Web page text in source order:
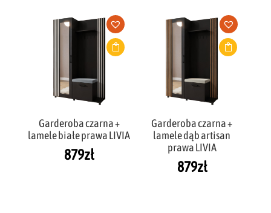
Garderoba czarna +
lamele białe prawa LIVIA
879zł
Garderoba czarna +
lamele dąb artisan
prawa LIVIA
879zł